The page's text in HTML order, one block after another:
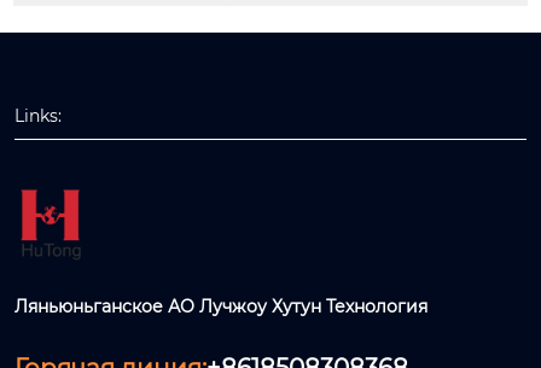
Links:
Ляньюньганское АО Лучжоу Хутун Технология